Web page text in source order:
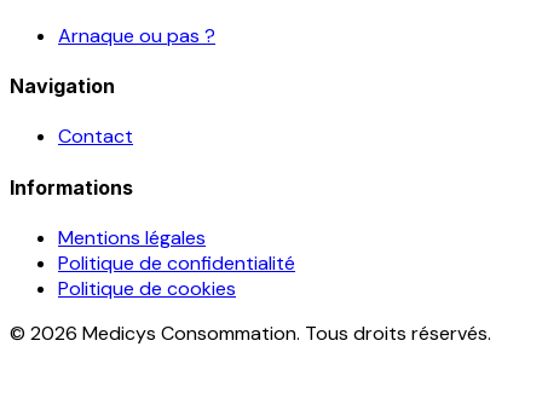
Arnaque ou pas ?
Navigation
Contact
Informations
Mentions légales
Politique de confidentialité
Politique de cookies
© 2026 Medicys Consommation. Tous droits réservés.